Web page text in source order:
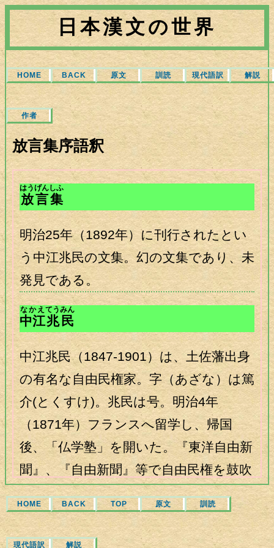
日本漢文の世界
放言集序語釈
放言集
はうげんしふ
明治25年（1892年）に刊行されたとい
う中江兆民の文集。幻の文集であり、未
発見である。
中江
なかえ
兆民
てうみん
中江兆民（1847-1901）は、土佐藩出身
の有名な自由民権家。字（あざな）は篤
介(とくすけ)。兆民は号。明治4年
（1871年）フランスへ留学し、帰国
後、「仏学塾」を開いた。『東洋自由新
聞』、『自由新聞』等で自由民権を鼓吹
し、ルソーの『民約論』を漢訳して
『民約訳解』として発表した。しか
し、明治20年（1887年）に突然発布さ
HOME BACK 原文 訓読 現代語訳 解説
作者
HOME BACK TOP 原文 訓読
現代語訳 解説